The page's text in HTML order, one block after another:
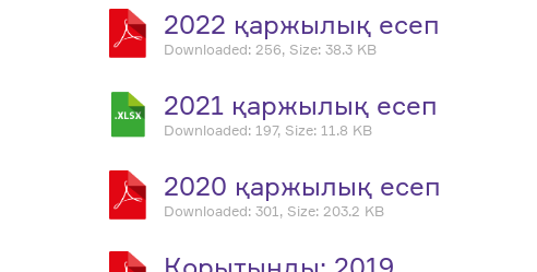
2022 қаржылық есеп
Downloaded: 256, Size: 38.3 KB
2021 қаржылық есеп
Downloaded: 197, Size: 11.8 KB
2020 қаржылық есеп
Downloaded: 301, Size: 203.2 KB